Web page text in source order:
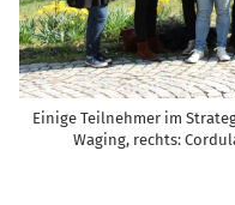
Einige Teilnehmer im
Waging, rechts: